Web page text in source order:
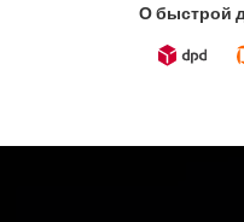
О быстрой